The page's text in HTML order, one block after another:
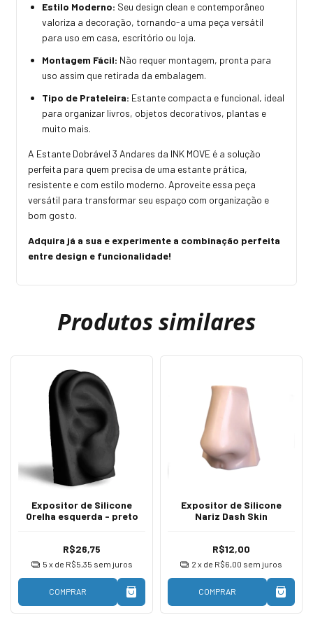
Estilo Moderno: Seu design clean e contemporâneo
valoriza a decoração, tornando-a uma peça versátil
para uso em casa, escritório ou loja.
Montagem Fácil: Não requer montagem, pronta para
uso assim que retirada da embalagem.
Tipo de Prateleira: Estante compacta e funcional, ideal
para organizar livros, objetos decorativos, plantas e
muito mais.
A Estante Dobrável 3 Andares da INK MOVE é a solução
perfeita para quem precisa de uma estante prática,
resistente e com estilo moderno. Aproveite essa peça
versátil para transformar seu espaço com organização e
bom gosto.
Adquira já a sua e experimente a combinação perfeita
entre design e funcionalidade!
Produtos similares
Expositor de Silicone
Orelha esquerda - preto
R$26,75
5 x de R$5,35 sem juros
COMPRAR
Expositor de Silicone
Nariz Dash Skin
R$12,00
2 x de R$6,00 sem juros
COMPRAR